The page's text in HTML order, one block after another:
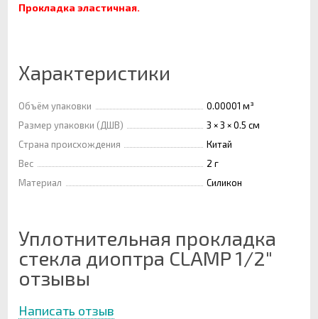
Прокладка эластичная.
Характеристики
Объём упаковки
0.00001 м³
Размер упаковки (ДШВ)
3 × 3 × 0.5 см
Страна происхождения
Китай
Вес
2 г
Материал
Силикон
Уплотнительная прокладка
стекла диоптра CLAMP 1/2"
отзывы
Написать отзыв